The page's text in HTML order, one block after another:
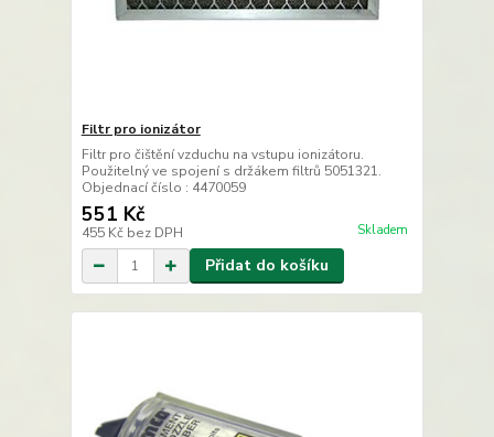
Filtr pro ionizátor
Filtr pro čištění vzduchu na vstupu ionizátoru.
Použitelný ve spojení s držákem filtrů 5051321.
Objednací číslo : 4470059
551 Kč
455 Kč bez DPH Skladem
Přidat do košíku